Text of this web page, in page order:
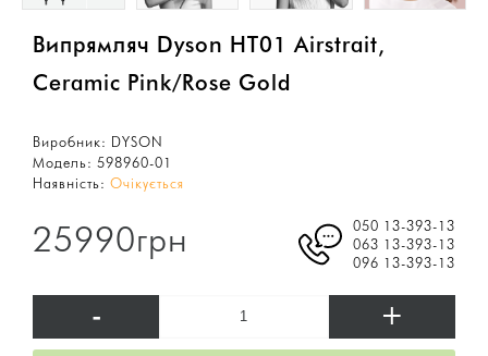
Випрямляч Dyson HT01 Airstrait,
Ceramic Pink/Rose Gold
Виробник: DYSON
Модель: 598960-01
Наявність: Очікується
050 13-393-13
063 13-393-13
096 13-393-13
25990грн
- +